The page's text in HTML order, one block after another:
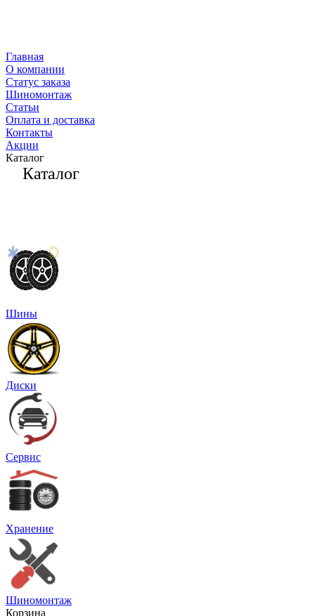
Главная
О компании
Статус заказа
Шиномонтаж
Статьи
Оплата и доставка
Контакты
Акции
Каталог
Каталог
Шины
Диски
Сервис
Хранение
Шиномонтаж
Корзина